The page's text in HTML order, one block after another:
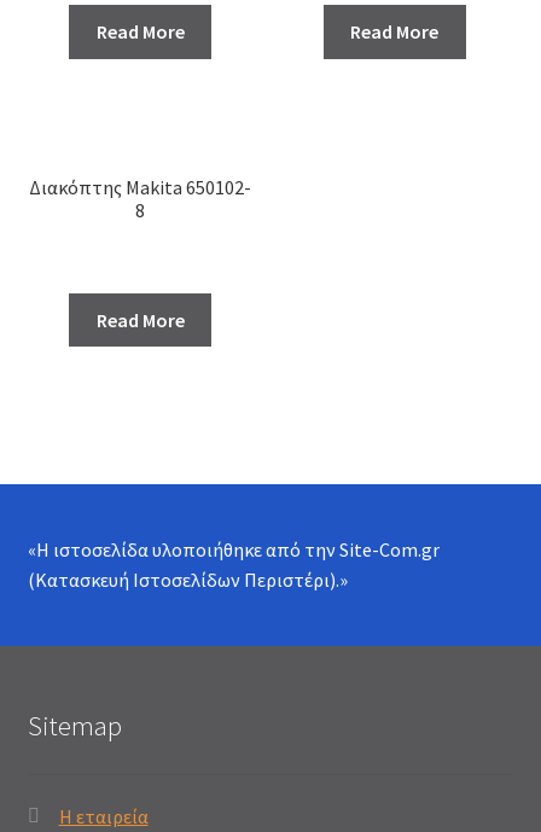
Read More Read More
Διακόπτης Makita 650102-
8
Read More
«Η ιστοσελίδα υλοποιήθηκε από τηνSite-Com.gr
(Κατασκευή Ιστοσελίδων Περιστέρι).»
Sitemap
Η εταιρεία